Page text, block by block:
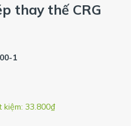
thay thế CRG
1
kiệm: 33.800₫